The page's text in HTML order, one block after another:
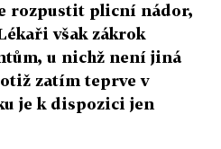
rozpustit plicní nádor,
však zákrok
u nichž není jiná
zatím teprve v
je k dispozici jen